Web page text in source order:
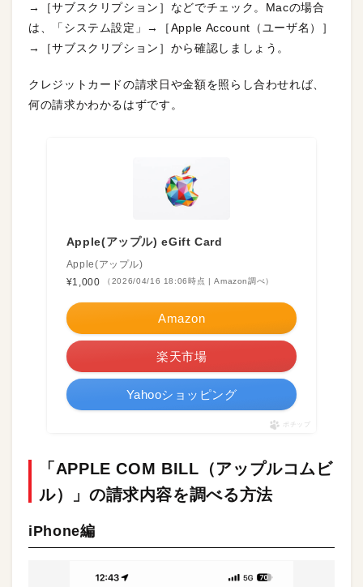
→［サブスクリプション］などでチェック。Macの場合
は、「システム設定」→［Apple Account（ユーザ名）］
→［サブスクリプション］から確認しましょう。
クレジットカードの請求日や金額を照らし合わせれば、
何の請求かわかるはずです。
Apple(アップル) eGift Card
Apple(アップル)
¥1,000
（2026/04/16 18:06時点 | Amazon調べ）
Amazon
楽天市場
Yahooショッピング
ポチップ
「APPLE COM BILL（アップルコムビ
ル）」の請求内容を調べる方法
iPhone編